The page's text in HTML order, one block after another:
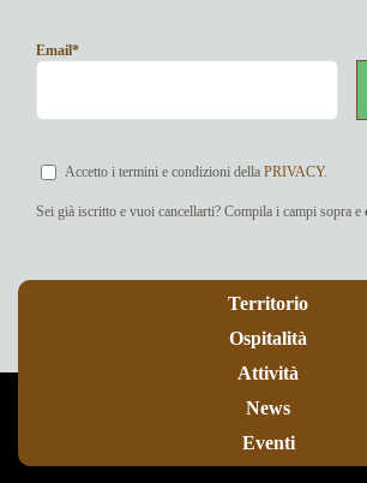
Email*
Accetto i termini e condizioni della PRIVACY.
Sei già iscritto e vuoi cancellarti? Compila i campi sopra e
Territorio
Ospitalità
Attività
News
Eventi